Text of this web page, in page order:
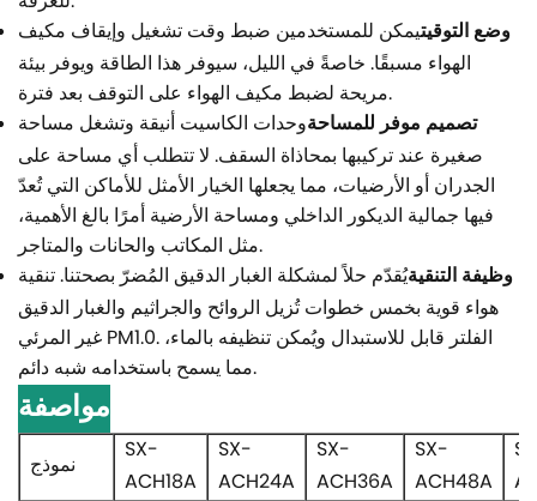
وضع التوقيتيمكن للمستخدمين ضبط وقت تشغيل وإيقاف مكيف
الهواء مسبقًا. خاصةً في الليل، سيوفر هذا الطاقة ويوفر بيئة
مريحة لضبط مكيف الهواء على التوقف بعد فترة.
تصميم موفر للمساحةوحدات الكاسيت أنيقة وتشغل مساحة
صغيرة عند تركيبها بمحاذاة السقف. لا تتطلب أي مساحة على
الجدران أو الأرضيات، مما يجعلها الخيار الأمثل للأماكن التي تُعدّ
فيها جمالية الديكور الداخلي ومساحة الأرضية أمرًا بالغ الأهمية،
مثل المكاتب والحانات والمتاجر.
وظيفة التنقيةيُقدّم حلاً لمشكلة الغبار الدقيق المُضرّ بصحتنا. تنقية
هواء قوية بخمس خطوات تُزيل الروائح والجراثيم والغبار الدقيق
غير المرئي PM1.0. الفلتر قابل للاستبدال ويُمكن تنظيفه بالماء،
مما يسمح باستخدامه شبه دائم.
مواصفة
نموذج
SX-
ACH18A
SX-
ACH24A
SX-
ACH36A
SX-
ACH48A